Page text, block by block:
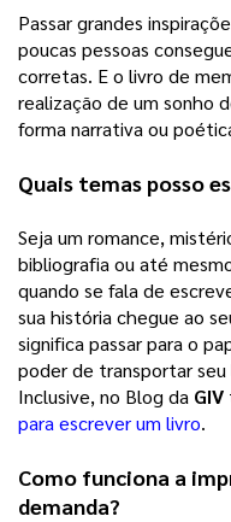
Passar grandes
poucas pessoas
corretas. E o livro de
realização de um sonho
forma narrativa ou
Quais temas posso
Seja um romance,
bibliografia ou até
quando se fala de
sua história chegue ao
significa passar para o
poder de transportar
Inclusive, no Blog da GIV
para escrever um livro.
Como funciona a
demanda?